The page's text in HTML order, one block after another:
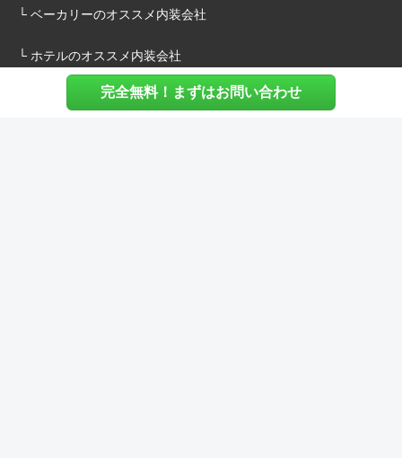
完全無料！まずはお問い合わせ
└ ベーカリーのオススメ内装会社
└ ホテルのオススメ内装会社